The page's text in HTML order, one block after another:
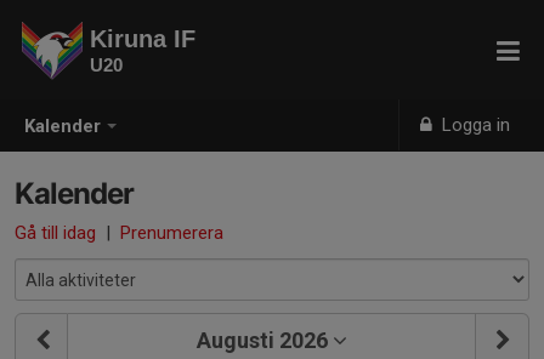
Kalender Logga in
Kiruna IF
U20
Kalender
Gå till idag | Prenumerera
Augusti 2026